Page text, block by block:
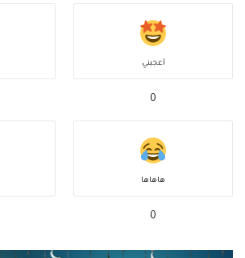
أعجبني
0
هاهاها
0